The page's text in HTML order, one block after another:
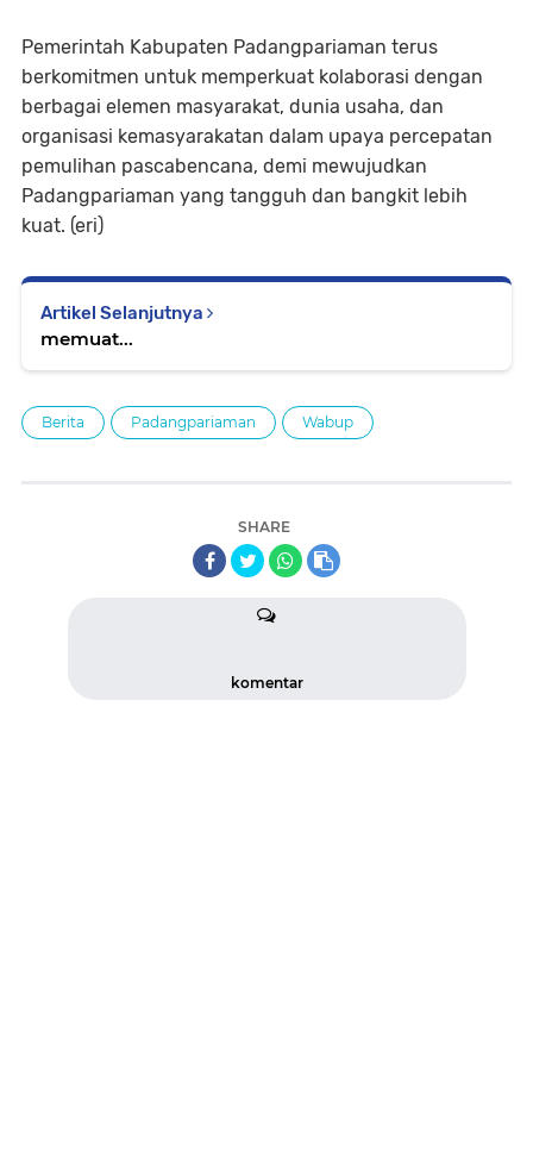
Pemerintah Kabupaten Padangpariaman terus
berkomitmen untuk memperkuat kolaborasi dengan
berbagai elemen masyarakat, dunia usaha, dan
organisasi kemasyarakatan dalam upaya percepatan
pemulihan pascabencana, demi mewujudkan
Padangpariaman yang tangguh dan bangkit lebih
kuat. (eri)
Artikel Selanjutnya
memuat...
Berita Padangpariaman Wabup
SHARE
komentar